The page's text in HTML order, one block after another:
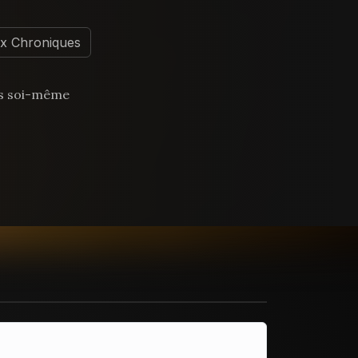
Chroniques
soi-même